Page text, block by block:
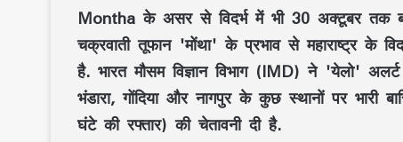
Montha के असर से विदर्भ में भी 30 अक्टूबर तक
चक्रवाती तूफान 'मोंथा' के प्रभाव से महाराष्ट्र के
है. भारत मौसम विज्ञान विभाग (IMD) ने 'येलो'
भंडारा, गोंदिया और नागपुर के कुछ स्थानों पर
घंटे की रफ्तार) की चेतावनी दी है.